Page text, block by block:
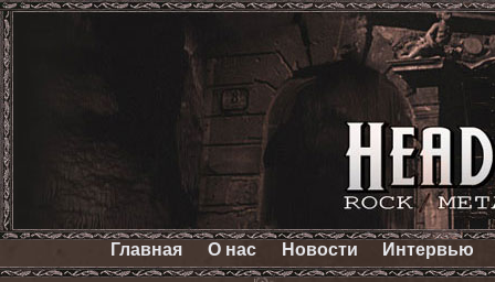
Главная О нас Новости Интервью